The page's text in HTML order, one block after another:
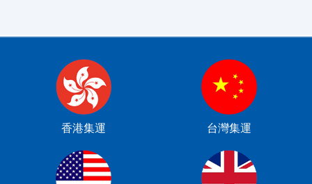
香港集運 台灣集運